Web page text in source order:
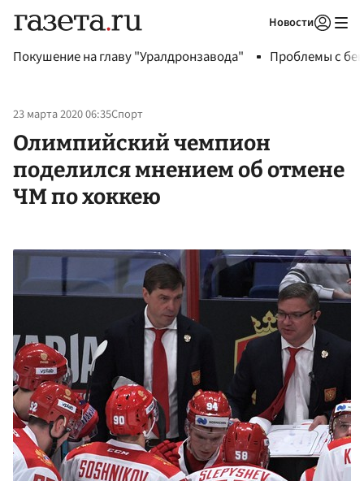
Новости
Покушение на главу "Уралдронзавода" Проблемы с
23 марта 2020 06:35Спорт
Олимпийский чемпион
поделился мнением об отмене
ЧМ по хоккею